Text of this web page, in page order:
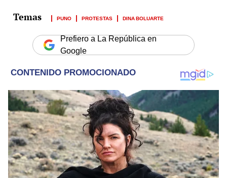
PUNO PROTESTAS DINA BOLUARTE
Prefiero a La República en
Google